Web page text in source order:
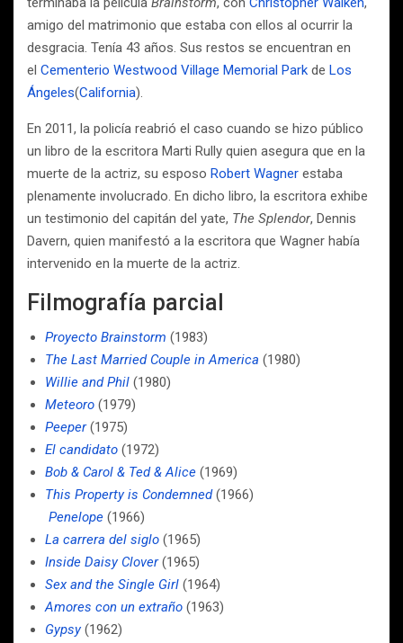
amigo del matrimonio que estaba con ellos al ocurrir la
desgracia. Tenía 43 años. Sus restos se encuentran en
el Cementerio Westwood Village Memorial Park de Los
Ángeles(California).
En 2011, la policía reabrió el caso cuando se hizo público
un libro de la escritora Marti Rully quien asegura que en la
muerte de la actriz, su esposo Robert Wagner estaba
plenamente involucrado. En dicho libro, la escritora exhibe
un testimonio del capitán del yate, The Splendor, Dennis
Davern, quien manifestó a la escritora que Wagner había
intervenido en la muerte de la actriz.
Filmografía parcial
Proyecto Brainstorm (1983)
The Last Married Couple in America (1980)
Willie and Phil (1980)
Meteoro (1979)
Peeper(1975)
El candidato (1972)
Bob & Carol & Ted & Alice (1969)
This Property is Condemned(1966)
Penelope (1966)
La carrera del siglo (1965)
Inside Daisy Clover(1965)
Sex and the Single Girl (1964)
Amores con un extraño (1963)
Gypsy(1962)